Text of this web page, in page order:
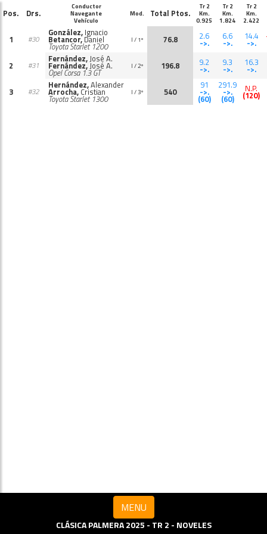
Pos. Drs.
Conductor
Navegante
Vehículo
Mod. Total Ptos.
Tr 2
Km.
0.925
Tr 2
Km.
1.824
Tr 2
Km.
2.422
1 #30
González, Ignacio
Betancor, Daniel
Toyota Starlet 1200
I / 1º 76.8 2.6
->.
6.6
->.
14.4
->.
2 #31
Fernández,José A.
Fernández,José A.
Opel Corsa 1.3 GT
I / 2º 196.8 9.2
->.
9.3
->.
16.3
->.
3
#32
Hernández,Alexander
Arrocha, Cristian
Toyota Starlet 1300
I / 3º 540
91
->.
(60)
291.9
->.
(60)
N.P.
(120)
MENU
CLÁSICA PALMERA 2025 - TR 2 - NOVELES